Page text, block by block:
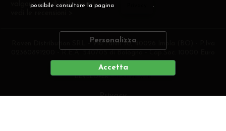
possibile consultare la pagina .
Personalizza
Accetta
valgono più di mille parole
Raven Distribution SRL - Via Fanin 30, 40026 Imola (BO) - P.Iva
i.v
DEVELOPERCREATIVE WEB
Privacy